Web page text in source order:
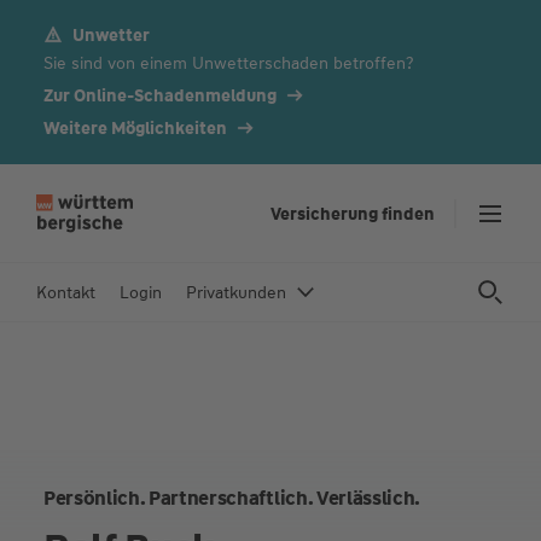
Unwetter
Sie sind von einem Unwetterschaden betroffen?
Zur Online-Schadenmeldung
Weitere Möglichkeiten
ri
Versicherung finden
Kontakt Login Privatkunden
Persönlich. Partnerschaftlich. Verlässlich.